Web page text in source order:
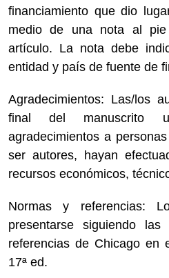
financiamiento que dio
medio de una nota al
artículo. La nota debe
entidad y país de fuente de
Agradecimientos: Las/los
final del manuscrito
agradecimientos a
ser autores, hayan
recursos económicos,
Normas y referencias:
presentarse siguiendo
referencias de Chicago en
17ª ed.